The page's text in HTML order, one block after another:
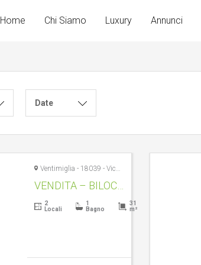
Home Chi Siamo Luxury Annunci
Date
Ventimiglia - 18039 - Vico Sotto Forni, 10
VENDITA – BILOCALE DA RISTRUTTURARE – CENTRO STORICO- RIF. 1603
2
Locali
1
Bagno
31
m²